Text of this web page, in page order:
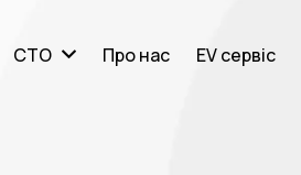
СТО Про нас EV сервіс